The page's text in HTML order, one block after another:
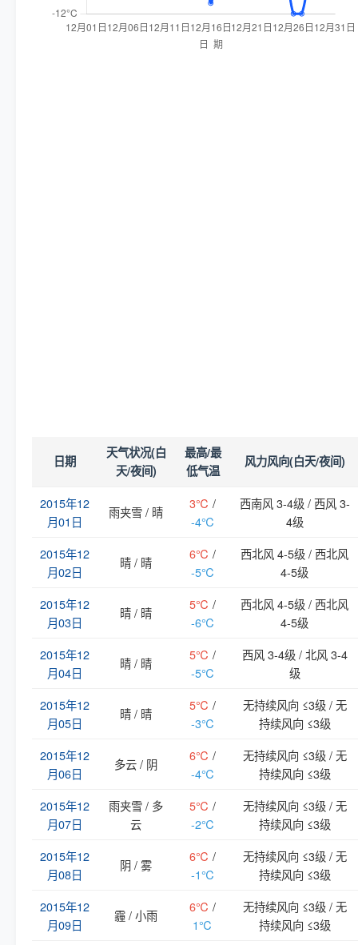
日期
天气状况(白
天/夜间)
最高/最
低气温
风力风向(白天/夜间)
2015年12
月01日
雨夹雪 / 晴
3℃ /
-4℃
西南风 3-4级 / 西风 3-
4级
2015年12
月02日
晴 / 晴
6℃ /
-5℃
西北风 4-5级 / 西北风
4-5级
2015年12
月03日
晴 / 晴
5℃ /
-6℃
西北风 4-5级 / 西北风
4-5级
2015年12
月04日
晴 / 晴
5℃ /
-5℃
西风 3-4级 / 北风 3-4
级
2015年12
月05日
晴 / 晴
5℃ /
-3℃
无持续风向 ≤3级 / 无
持续风向 ≤3级
2015年12
月06日
多云 / 阴
6℃ /
-4℃
无持续风向 ≤3级 / 无
持续风向 ≤3级
2015年12
月07日
雨夹雪 / 多
云
5℃ /
-2℃
无持续风向 ≤3级 / 无
持续风向 ≤3级
2015年12
月08日
阴 / 雾
6℃ /
-1℃
无持续风向 ≤3级 / 无
持续风向 ≤3级
2015年12
月09日
霾 / 小雨
6℃ /
1℃
无持续风向 ≤3级 / 无
持续风向 ≤3级